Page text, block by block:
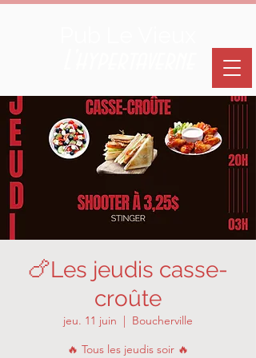
🍗Les jeudis casse-
croûte
jeu. 11 juin
  |
Boucherville
🔥 Tous les jeudis soir 🔥